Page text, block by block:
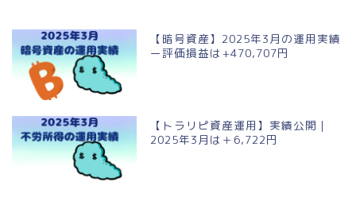
【暗号資産】2025年3月の運用実績
ー評価損益は+470,707円
【トラリピ資産運用】実績公開｜
2025年3月は＋6,722円